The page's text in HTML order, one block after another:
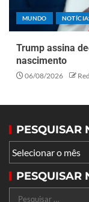
MUNDO
Trump assina
nascimento
06/08/2026
PESQUISAR
PESQUISAR